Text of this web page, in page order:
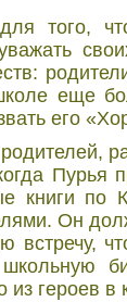
того,
еще
его
книги по
Он
встречу,
героев в